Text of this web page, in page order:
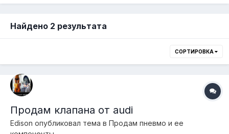
Найдено 2 результата
СОРТИРОВКА
Продам клапана от audi
Edison опубликовал тема в Продам пневмо и ее